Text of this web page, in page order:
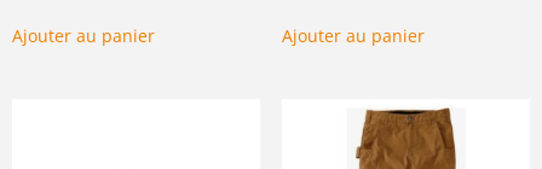
Ajouter au panier Ajouter au panier